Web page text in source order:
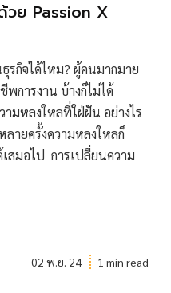
วย Passion X
รกิจได้ไหม? ผู้คนมากมาย
พการงาน บ้างก็ไม่ได้
มหลงใหลที่ใฝ่ฝัน อย่างไร
ายครั้งความหลงใหลก็
สมอไป การเปลี่ยนความ
02 พ.ย. 24 1 min read